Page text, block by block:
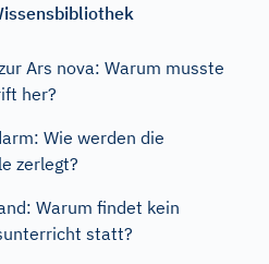
Ars nova: Warum musste
her?
Wie werden die
zerlegt?
Warum findet kein
statt?